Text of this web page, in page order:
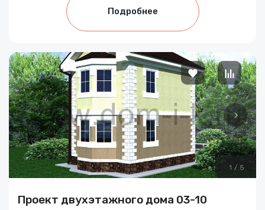
Подробнее
1 / 5
Проект двухэтажного дома 03-10